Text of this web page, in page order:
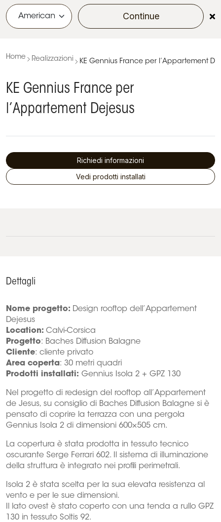
Continue
Home Realizzazioni KE Gennius France per l’Appartement
KE Gennius France per
l’Appartement Dejesus
Richiedi informazioni
Vedi prodotti installati
Dettagli
Nome progetto: Design rooftop dell’Appartement
Dejesus
Location: Calvi-Corsica
Progetto: Baches Diffusion Balagne
Cliente: cliente privato
Area coperta: 30 metri quadri
Prodotti installati: Gennius Isola 2 + GPZ 130
Nel progetto di redesign del rooftop all’Appartement
de Jesus, su consiglio di Baches Diffusion Balagne si è
pensato di coprire la terrazza con una pergola
Gennius Isola 2 di dimensioni 600×505 cm.
La copertura è stata prodotta in tessuto tecnico
oscurante Serge Ferrari 602. Il sistema di illuminazione
della struttura è integrato nei profili perimetrali.
Isola 2 è stata scelta per la sua elevata resistenza al
vento e per le sue dimensioni.
Il lato ovest è stato coperto con una tenda a rullo GPZ
130 in tessuto Soltis 92.